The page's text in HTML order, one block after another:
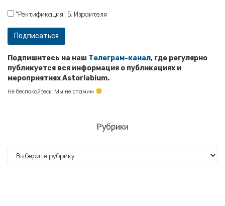
"Ректификация" Б. Израителя
Подпишитесь на наш Телеграм-канал, где регулярно
публикуется вся информация о публикациях и
мероприятиях Astorlabium.
Не беспокойтесь! Мы не спамим
Рубрики
Рубрики